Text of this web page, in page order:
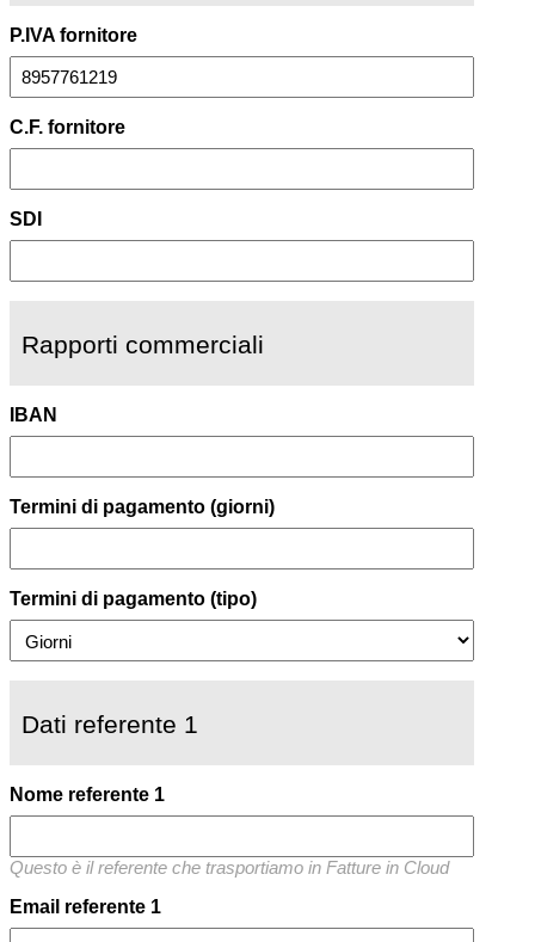
P.IVA fornitore
C.F. fornitore
SDI
Rapporti commerciali
IBAN
Termini di pagamento (giorni)
Termini di pagamento (tipo)
Dati referente 1
Nome referente 1
Questo è il referente che trasportiamo in Fatture in Cloud
Email referente 1